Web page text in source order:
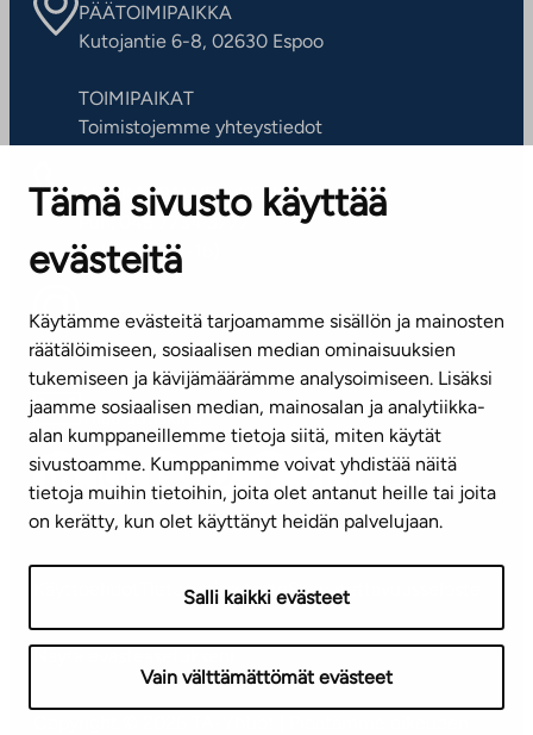
Tämä sivusto käyttää
evästeitä
Käytämme evästeitä tarjoamamme sisällön ja mainosten
räätälöimiseen, sosiaalisen median ominaisuuksien
tukemiseen ja kävijämäärämme analysoimiseen. Lisäksi
jaamme sosiaalisen median, mainosalan ja analytiikka-
alan kumppaneillemme tietoja siitä, miten käytät
sivustoamme. Kumppanimme voivat yhdistää näitä
tietoja muihin tietoihin, joita olet antanut heille tai joita
on kerätty, kun olet käyttänyt heidän palvelujaan.
Salli kaikki evästeet
Vain välttämättömät evästeet
PÄÄTOIMIPAIKKA
Kutojantie 6-8, 02630 Espoo
TOIMIPAIKAT
Toimistojemme yhteystiedot
ASIAKASPALVELUKESKUS
Puh. 045 7734 3777
(arkisin klo 8-16)
info@ta.fi
Tilaa uutiskirje
Mediapankki
TietosuojaselosteSaavutettavuusseloste